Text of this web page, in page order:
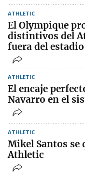
ATHLETIC
El Olympique
distintivos del
fuera del estadio
ATHLETIC
El encaje
Navarro en el
ATHLETIC
Mikel Santos se
Athletic